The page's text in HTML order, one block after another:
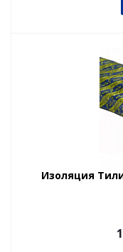
Изоляция